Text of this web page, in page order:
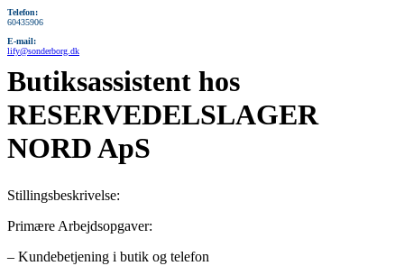
Telefon:
60435906
E-mail:
lify@sonderborg.dk
Butiksassistent hos
RESERVEDELSLAGER
NORD ApS
Stillingsbeskrivelse:
Primære Arbejdsopgaver:
– Kundebetjening i butik og telefon